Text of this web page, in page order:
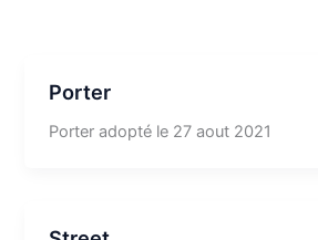
Porter
Porter adopté le 27 aout 2021